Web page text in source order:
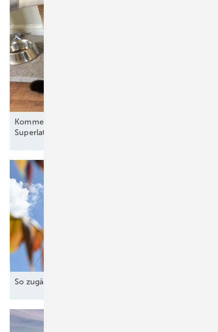
Kommentar: Warum die neuen Windkraft-
Superlative derzeit eher einen Kater
So zugänglich muss die Energiewende